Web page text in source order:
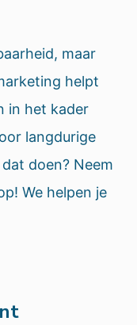
maar
helpt
in het kader
langdurige
doen? Neem
We helpen je